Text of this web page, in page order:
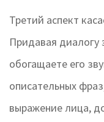
Третий аспект
Придавая диалогу
обогащаете его
описательных
выражение лица,